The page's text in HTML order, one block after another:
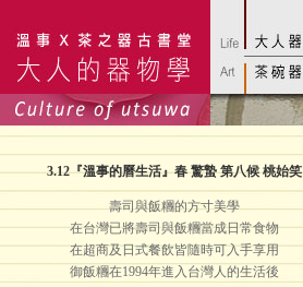
3.12『溫事的曆生活』春 驚蟄 第八候 桃始笑
壽司與飯糰的方寸美學
在台灣已將壽司與飯糰當成日常食物
在超商及日式餐飲皆隨時可入手享用
御飯糰在1994年進入台灣人的生活後